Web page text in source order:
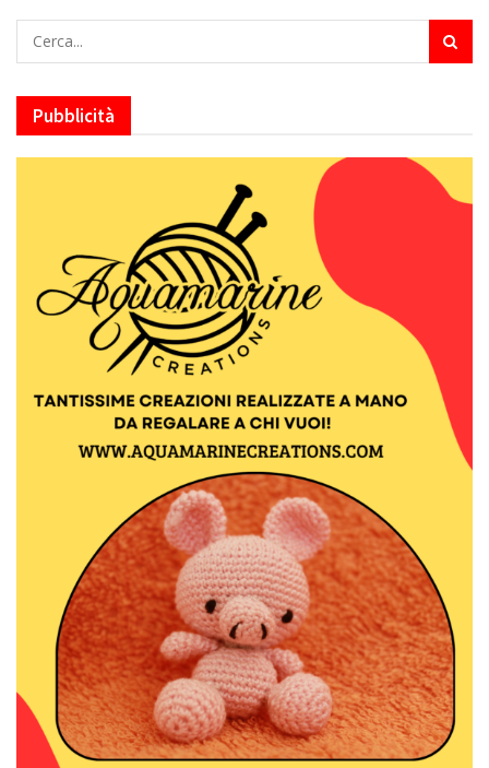
Pubblicità